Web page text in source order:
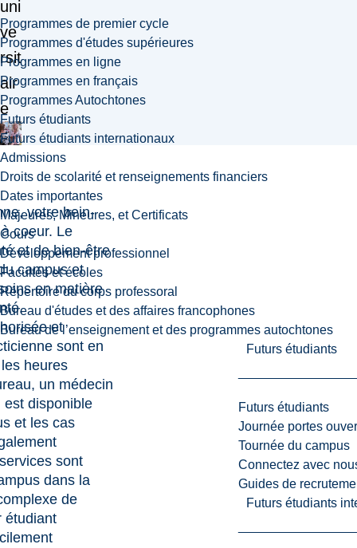
Programmes de premier cycle
Programmes d'études supérieures
Programmes en ligne
Programmes en français
Programmes Autochtones
Futurs étudiants
Futurs étudiants internationaux
Admissions
Droits de scolarité et renseignements financiers
Dates importantes
Majeures, Mineures, et Certificats
Cours
Développement professionnel
Facultés et écoles
Répertoire du corps professoral
Bureau d'études et des affaires francophones
Bureau de l’enseignement et des programmes autochtones
Futurs étudiants
Futurs étudiants
Journée portes
Tournée du campus
Connectez avec
Guides de
Futurs étudiants
uni
ve
rsit
air
e
votre bein-
coeur. Le
et de bien-être
campus et
en matière
et
sont en
heures
un médecin
disponible
et les cas
sont
dans la
de
étudiant